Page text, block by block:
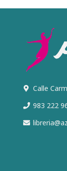
Calle
983 222